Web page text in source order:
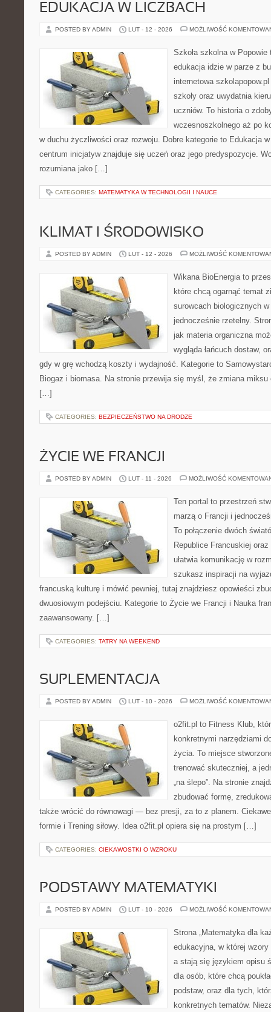
EDUKACJA W LICZBACH
POSTED BY ADMIN LUT - 12 - 2026 MOŻLIWOŚĆ
Szkoła szkolna w
edukacja idzie w parze z
internetowa
szkoły oraz uwydatnia
uczniów. To historia o
wczesnoszkolnego aż po
w duchu życzliwości oraz rozwoju. Dobre kategorie to Edukacja
centrum inicjatyw znajduje się uczeń oraz jego predyspozycje.
rozumiana jako […]
CATEGORIES: MATEMATYKA W TECHNOLOGII I NAUCE
KLIMAT I ŚRODOWISKO
POSTED BY ADMIN LUT - 12 - 2026 MOŻLIWOŚĆ
Wikana BioEnergia to
które chcą ogarnąć temat
surowcach biologicznych
jednocześnie rzetelny.
jak materia organiczna
wygląda łańcuch dostaw,
gdy w grę wchodzą koszty i wydajność. Kategorie to
Biogaz i biomasa. Na stronie przewija się myśl, że zmiana miksu
[…]
CATEGORIES: BEZPIECZEŃSTWO NA DRODZE
ŻYCIE WE FRANCJI
POSTED BY ADMIN LUT - 11 - 2026 MOŻLIWOŚĆ
Ten portal to przestrzeń
marzą o Francji i
To połączenie dwóch
Republice Francuskiej
ułatwia komunikację w
szukasz inspiracji na
francuską kulturę i mówić pewniej, tutaj znajdziesz opowieści
dwuosiowym podejściu. Kategorie to Życie we Francji i Nauka
zaawansowany. […]
CATEGORIES: TATRY NA WEEKEND
SUPLEMENTACJA
POSTED BY ADMIN LUT - 10 - 2026 MOŻLIWOŚĆ
o2fit.pl to Fitness Klub,
konkretnymi narzędziami
życia. To miejsce
trenować skuteczniej, a
„na ślepo”. Na stronie
zbudować formę,
także wrócić do równowagi — bez presji, za to z planem.
formie i Trening siłowy. Idea o2fit.pl opiera się na prostym […]
CATEGORIES: CIEKAWOSTKI O WZROKU
PODSTAWY MATEMATYKI
POSTED BY ADMIN LUT - 10 - 2026 MOŻLIWOŚĆ
Strona „Matematyka dla
edukacyjna, w której
a stają się językiem opisu
dla osób, które chcą
podstaw, oraz dla tych,
konkretnych tematów.